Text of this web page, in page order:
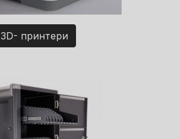
3D- принтери